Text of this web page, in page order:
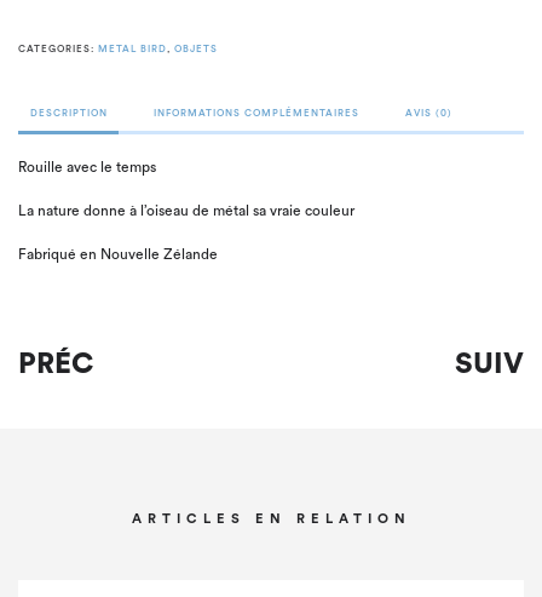
CATEGORIES: METAL BIRD, OBJETS
DESCRIPTION INFORMATIONS COMPLÉMENTAIRES AVIS (0)
Rouille avec le temps
La nature donne à l’oiseau de métal sa vraie couleur
Fabriqué en Nouvelle Zélande
PRÉC SUIV
ARTICLES EN RELATION